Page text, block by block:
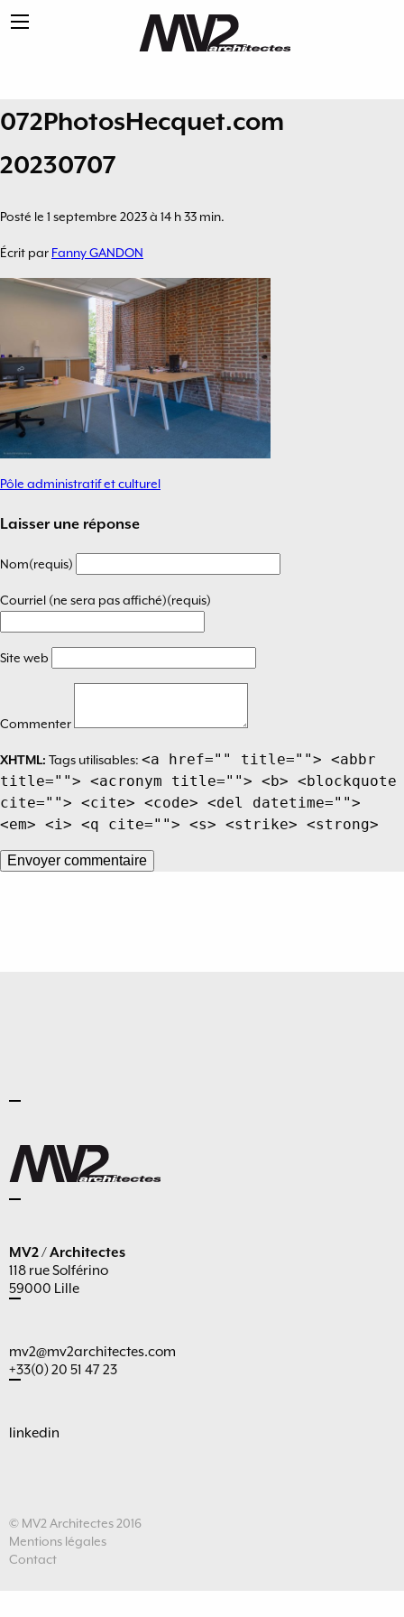
072PhotosHecquet.com
20230707
Posté le 1 septembre 2023 à 14 h 33 min.
Écrit par Fanny GANDON
Navigation
de
l’article
Pôle administratif et culturel
Laisser une réponse
Nom(requis)
Courriel (ne sera pas affiché)(requis)
Site web
Commenter
XHTML: Tags utilisables: <a href="" title=""> <abbr
title=""> <acronym title=""> <b> <blockquote
cite=""> <cite> <code> <del datetime="">
<em> <i> <q cite=""> <s> <strike> <strong>
MV2 / Architectes
118 rue Solférino
59000 Lille
mv2@mv2architectes.com
+33(0) 20 51 47 23
linkedin
© MV2 Architectes 2016
Mentions légales
Contact